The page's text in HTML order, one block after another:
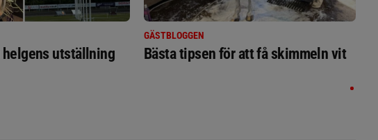
helgens utställning
GÄSTBLOGGEN
Bästa tipsen för att få skimmeln vit